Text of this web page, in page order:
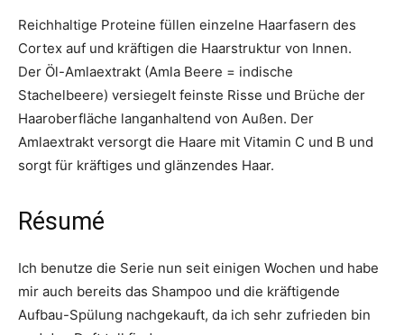
Reichhaltige Proteine füllen einzelne Haarfasern des
Cortex auf und kräftigen die Haarstruktur von Innen.
Der Öl-Amlaextrakt (Amla Beere = indische
Stachelbeere) versiegelt feinste Risse und Brüche der
Haaroberfläche langanhaltend von Außen. Der
Amlaextrakt versorgt die Haare mit Vitamin C und B und
sorgt für kräftiges und glänzendes Haar.
Résumé
Ich benutze die Serie nun seit einigen Wochen und habe
mir auch bereits das Shampoo und die kräftigende
Aufbau-Spülung nachgekauft, da ich sehr zufrieden bin